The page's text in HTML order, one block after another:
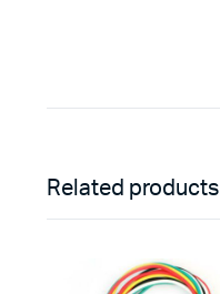
Related products